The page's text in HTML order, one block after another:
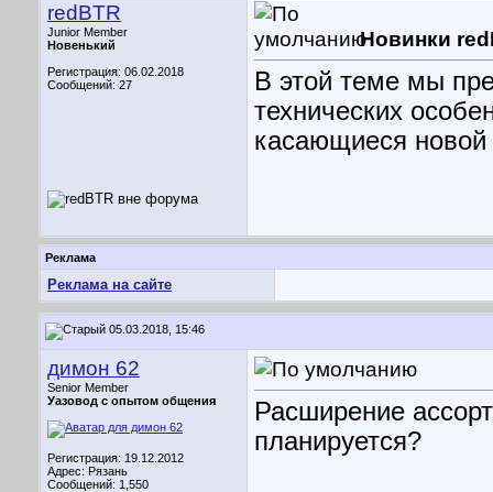
redBTR
Junior Member
Новенький
Регистрация: 06.02.2018
Сообщений: 27
Новинки
В этой теме мы
технических
касающиеся новой
Реклама
Реклама на сайте
05.03.2018, 15:46
димон 62
Senior Member
Уазовод с опытом общения
Регистрация: 19.12.2012
Адрес: Рязань
Сообщений: 1,550
Расширение
планируется?